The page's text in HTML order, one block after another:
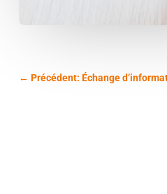
←Précédent: Échange